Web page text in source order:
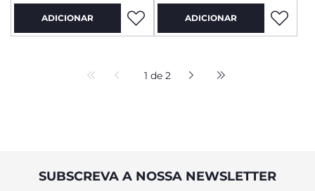
ADICIONAR ADICIONAR
1 de 2
SUBSCREVA A NOSSA NEWSLETTER